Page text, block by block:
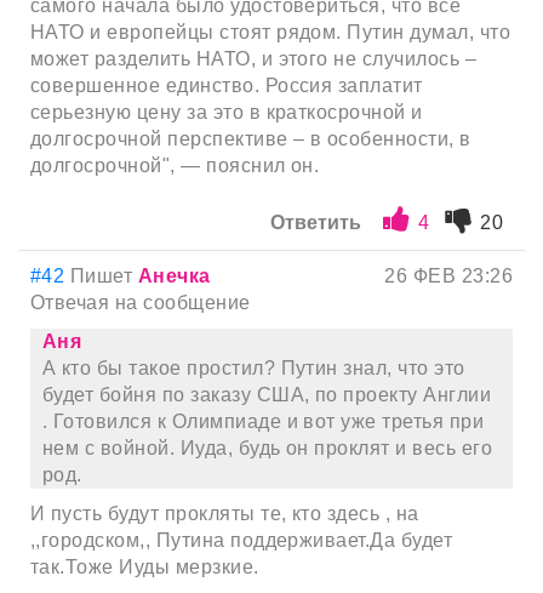
самого начала было удостовериться, что все
НАТО и европейцы стоят рядом. Путин думал, что
может разделить НАТО, и этого не случилось –
совершенное единство. Россия заплатит
серьезную цену за это в краткосрочной и
долгосрочной перспективе – в особенности, в
долгосрочной", — пояснил он.
Ответить 4 20
#42 Пишет Анечка
26 ФЕВ 23:26
Отвечая на сообщение
Аня
А кто бы такое простил? Путин знал, что это
будет бойня по заказу США, по проекту Англии
. Готовился к Олимпиаде и вот уже третья при
нем с войной. Иуда, будь он проклят и весь его
род.
И пусть будут прокляты те, кто здесь , на
,,городском,, Путина поддерживает.Да будет
так.Тоже Иуды мерзкие.